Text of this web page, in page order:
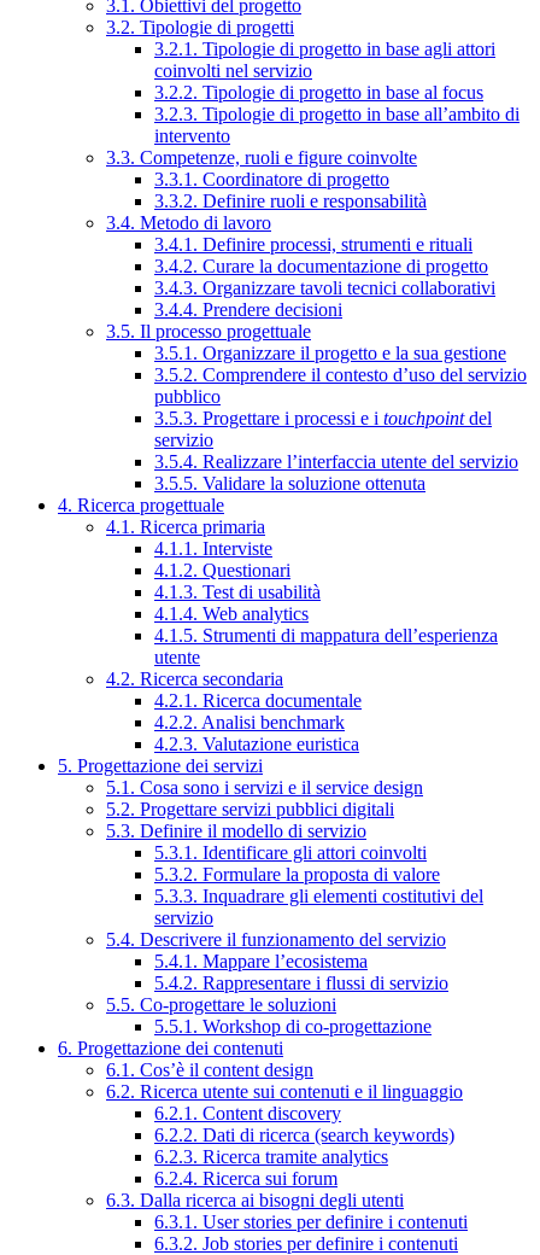
3.1. Obiettivi del progetto
3.2. Tipologie di progetti
3.2.1. Tipologie di progetto in base agli attori
coinvolti nel servizio
3.2.2. Tipologie di progetto in base al focus
3.2.3. Tipologie di progetto in base all’ambito di
intervento
3.3. Competenze, ruoli e figure coinvolte
3.3.1. Coordinatore di progetto
3.3.2. Definire ruoli e responsabilità
3.4. Metodo di lavoro
3.4.1. Definire processi, strumenti e rituali
3.4.2. Curare la documentazione di progetto
3.4.3. Organizzare tavoli tecnici collaborativi
3.4.4. Prendere decisioni
3.5. Il processo progettuale
3.5.1. Organizzare il progetto e la sua gestione
3.5.2. Comprendere il contesto d’uso del servizio
pubblico
3.5.3. Progettare i processi e i touchpointdel
servizio
3.5.4. Realizzare l’interfaccia utente del servizio
3.5.5. Validare la soluzione ottenuta
4. Ricerca progettuale
4.1. Ricerca primaria
4.1.1. Interviste
4.1.2. Questionari
4.1.3. Test di usabilità
4.1.4. Web analytics
4.1.5. Strumenti di mappatura dell’esperienza
utente
4.2. Ricerca secondaria
4.2.1. Ricerca documentale
4.2.2. Analisi benchmark
4.2.3. Valutazione euristica
5. Progettazione dei servizi
5.1. Cosa sono i servizi e il service design
5.2. Progettare servizi pubblici digitali
5.3. Definire il modello di servizio
5.3.1. Identificare gli attori coinvolti
5.3.2. Formulare la proposta di valore
5.3.3. Inquadrare gli elementi costitutivi del
servizio
5.4. Descrivere il funzionamento del servizio
5.4.1. Mappare l’ecosistema
5.4.2. Rappresentare i flussi di servizio
5.5. Co-progettare le soluzioni
5.5.1. Workshop di co-progettazione
6. Progettazione dei contenuti
6.1. Cos’è il content design
6.2. Ricerca utente sui contenuti e il linguaggio
6.2.1. Content discovery
6.2.2. Dati di ricerca (search keywords)
6.2.3. Ricerca tramite analytics
6.2.4. Ricerca sui forum
6.3. Dalla ricerca ai bisogni degli utenti
6.3.1. User stories per definire i contenuti
6.3.2. Job stories per definire i contenuti